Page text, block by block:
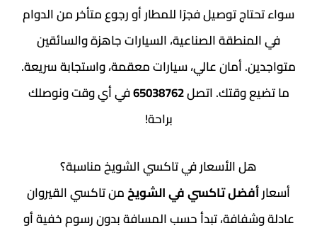
توصيل فجرًا للمطار أو رجوع متأخر من الدوام
الصناعية، السيارات جاهزة والسائقين
أمان عالي، سيارات معقمة، واستجابة سريعة.
وقتك. اتصل65038762في أي وقت ونوصلك
هل الأسعار في تاكسي الشويخ مناسبة؟
تاكسي في الشويخمن تاكسي القيروان
تبدأ حسب المسافة بدون رسوم خفية أو